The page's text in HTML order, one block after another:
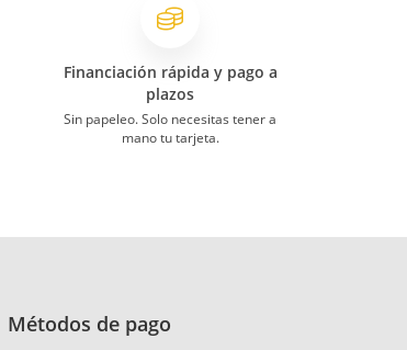
Financiación rápida y pago a
plazos
Sin papeleo. Solo necesitas tener a
mano tu tarjeta.
Métodos de pago